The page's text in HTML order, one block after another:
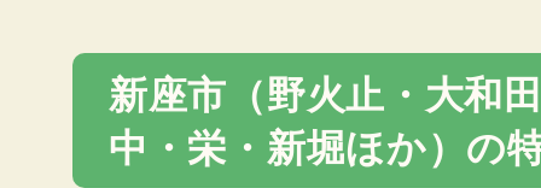
新座市（野火止・大和
中・栄・新堀ほか）の